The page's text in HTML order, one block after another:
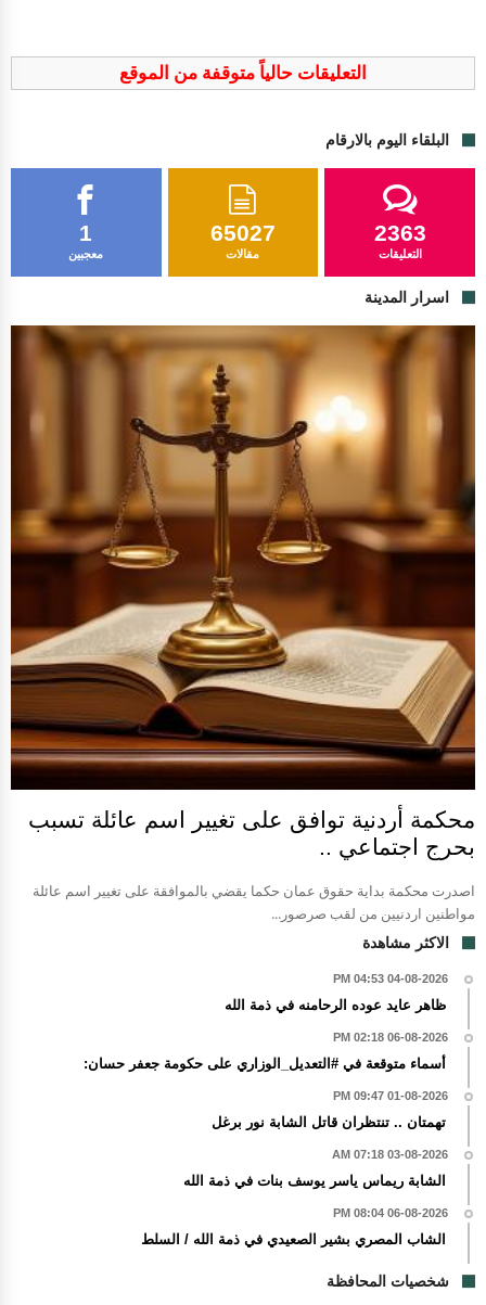
التعليقات حالياً متوقفة من الموقع
البلقاء اليوم بالارقام
1
معجبين
65027
مقالات
2363
التعليقات
اسرار المدينة
محكمة أردنية توافق على تغيير اسم عائلة تسبب
بحرج اجتماعي ..
اصدرت محكمة بداية حقوق عمان حكما يقضي بالموافقة على تغيير اسم عائلة
مواطنين اردنيين من لقب صرصور...
الاكثر مشاهدة
04-08-2026 04:53 PM
ظاهر عايد عوده الرحامنه في ذمة الله
06-08-2026 02:18 PM
أسماء متوقعة في #التعديل_الوزاري على حكومة جعفر حسان:
01-08-2026 09:47 PM
تهمتان .. تنتظران قاتل الشابة نور برغل
03-08-2026 07:18 AM
الشابة ريماس ياسر يوسف بنات في ذمة الله
06-08-2026 08:04 PM
الشاب المصري بشير الصعيدي في ذمة الله / السلط
شخصيات المحافظة